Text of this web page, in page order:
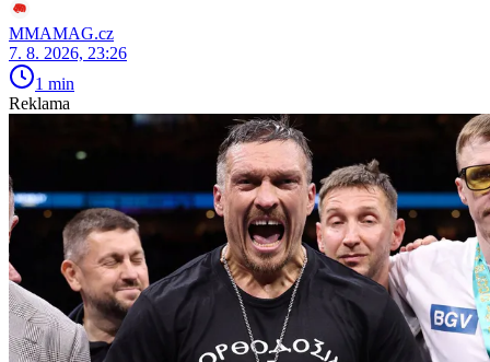
MMAMAG.cz
7. 8. 2026, 23:26
1 min
Reklama